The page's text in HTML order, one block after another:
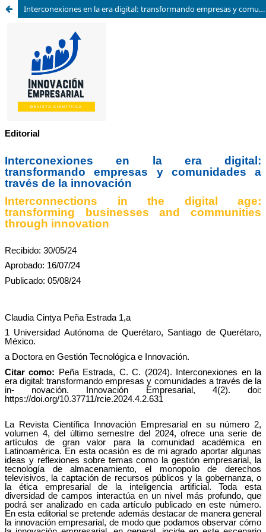
Interconexiones en la era digital: transformando empresas y comunidades a través de la innovación